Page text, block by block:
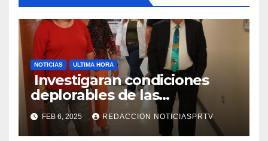
NOTICIAS ULTIMA HORA
Investigaran condiciones
deplorables de las
facilidades el Departamento
de la Salud en Mayagüez
FEB 6, 2025 REDACCION NOTICIASPRTV